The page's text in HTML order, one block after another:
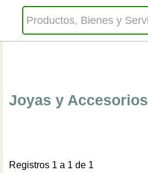
Joyas y Accesorios
Registros 1 a 1 de 1